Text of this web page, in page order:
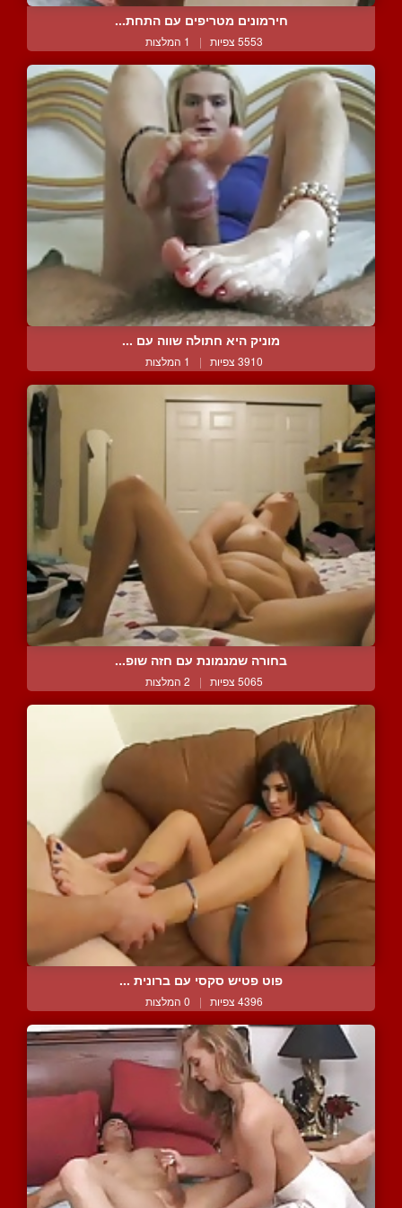
חירמונים מטריפים עם התחת...
5553 צפיות | 1 המלצות
מוניק היא חתולה שווה עם ...
3910 צפיות | 1 המלצות
בחורה שמנמונת עם חזה שופ...
5065 צפיות | 2 המלצות
פוט פטיש סקסי עם ברונית ...
4396 צפיות | 0 המלצות